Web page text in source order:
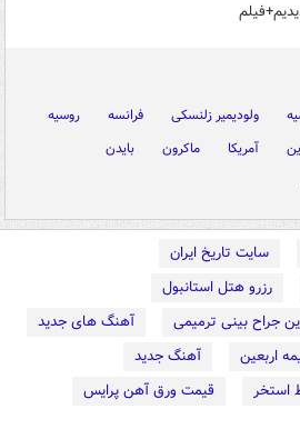
ولودیمیر زلنسکی فرانسه
روسیه
آمریکا ماکرون
بایدن
سایت تاریخ ایران
رزرو هتل استانبول
جراح بینی ترمیمی
آهنگ های جدید
اربعین
آهنگ جدید
استخر
قیمت ورق آهن پرایس